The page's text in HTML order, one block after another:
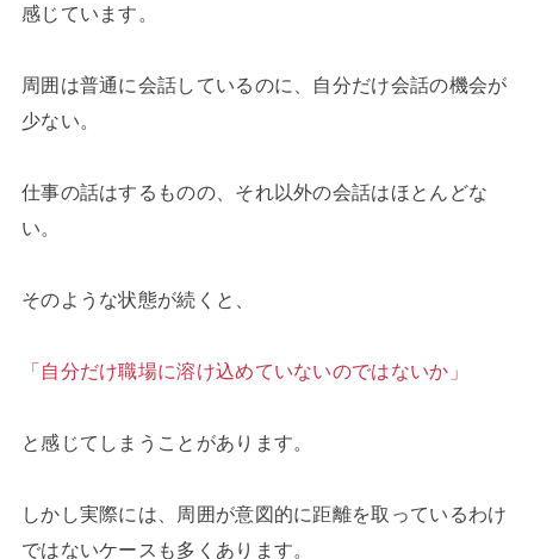
感じています。
周囲は普通に会話しているのに、自分だけ会話の機会が
少ない。
仕事の話はするものの、それ以外の会話はほとんどな
い。
そのような状態が続くと、
「自分だけ職場に溶け込めていないのではないか」
と感じてしまうことがあります。
しかし実際には、周囲が意図的に距離を取っているわけ
ではないケースも多くあります。